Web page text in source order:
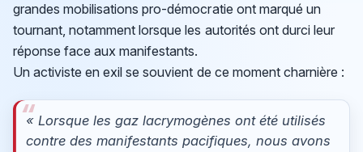
grandes mobilisations pro-démocratie ont marqué un
tournant, notamment lorsque les autorités ont durci leur
réponse face aux manifestants.
Un activiste en exil se souvient de ce moment charnière :
« Lorsque les gaz lacrymogènes ont été utilisés
contre des manifestants pacifiques, nous avons